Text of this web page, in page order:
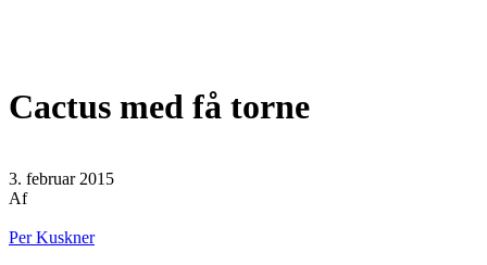
Cactus med få torne
3. februar 2015
Af
Per Kuskner